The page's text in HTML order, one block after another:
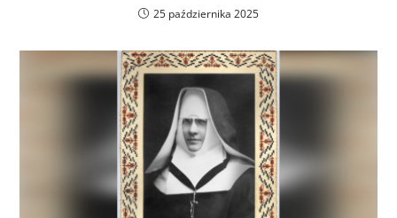
25 października 2025